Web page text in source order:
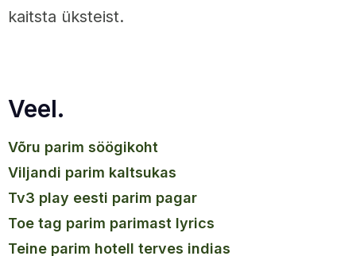
kaitsta üksteist.
Veel.
võru parim söögikoht
viljandi parim kaltsukas
tv3 play eesti parim pagar
toe tag parim parimast lyrics
teine parim hotell terves indias